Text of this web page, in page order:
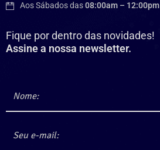
Aos Sábados das08:00am – 12:00pm
Fique por dentro das novidades!
Assine a nossa newsletter.